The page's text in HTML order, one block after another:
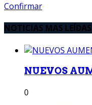
Confirmar
NOTICIAS MAS LEÍDAS
NUEVOS
0